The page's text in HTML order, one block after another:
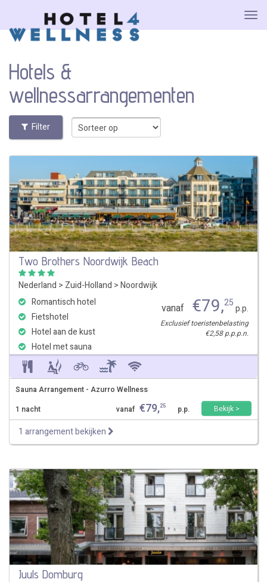
Hotels &
wellnessarrangementen
Filter
Two Brothers Noordwijk Beach
Nederland > Zuid-Holland >Noordwijk
Romantisch hotel
Fietshotel
Hotel aan de kust
Hotel met sauna
vanaf €79,25p.p.
Exclusief toeristenbelasting
€2,58 p.p.p.n.
Sauna Arrangement - Azurro Wellness
1 nacht
vanaf €79,25 p.p. Bekijk >
1 arrangement bekijken
Juuls Domburg